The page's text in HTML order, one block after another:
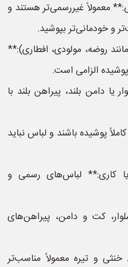
معمولاً غیررسمی‌تر هستند و
و خودمانی‌تر بپوشید.
روضه، مولودی، افطاری):**
الزامی است.
دامن بلند، پیراهن بلند با
پوشیده باشند و لباس نباید
کاری:** لباس‌های رسمی و
کت و دامن، پیراهن‌های
و تیره معمولاً مناسب‌تر